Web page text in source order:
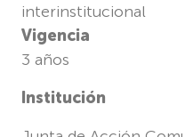
interinstitucional
Vigencia
3 años
Institución